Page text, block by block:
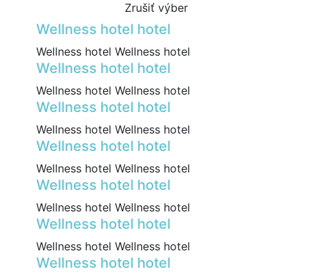
Zrušiť výber
Wellness hotel hotel
Wellness hotel Wellness hotel
Wellness hotel hotel
Wellness hotel Wellness hotel
Wellness hotel hotel
Wellness hotel Wellness hotel
Wellness hotel hotel
Wellness hotel Wellness hotel
Wellness hotel hotel
Wellness hotel Wellness hotel
Wellness hotel hotel
Wellness hotel Wellness hotel
Wellness hotel hotel